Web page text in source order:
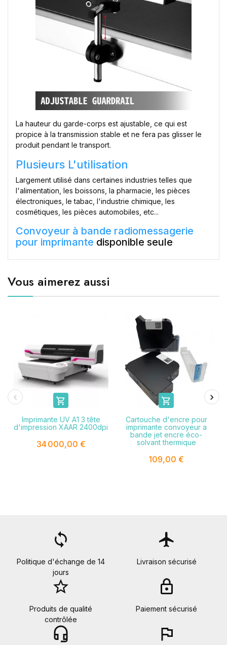
La hauteur du garde-corps est ajustable, ce qui est
propice à la transmission stable et ne fera pas glisser le
produit pendant le transport.
Plusieurs L'utilisation
Largement utilisé dans certaines industries telles que
l'alimentation, les boissons, la pharmacie, les pièces
électroniques, le tabac, l'industrie chimique, les
cosmétiques, les pièces automobiles, etc...
Convoyeur à bande radiomessagerie
pour imprimante disponible seule
Vous aimerez aussi

Imprimante UV A1 3 tête
d'impression XAAR 2400dpi
34 000,00 €

Cartouche d'encre pour
imprimante convoyeur a
bande jet encre éco-
solvant thermique
109,00 €
loop
Politique d'échange de 14
jours
flight
Livraison sécurisé
star_border
Produits de qualité
contrôlée
lock
Paiement sécurisé
headset_mic flag